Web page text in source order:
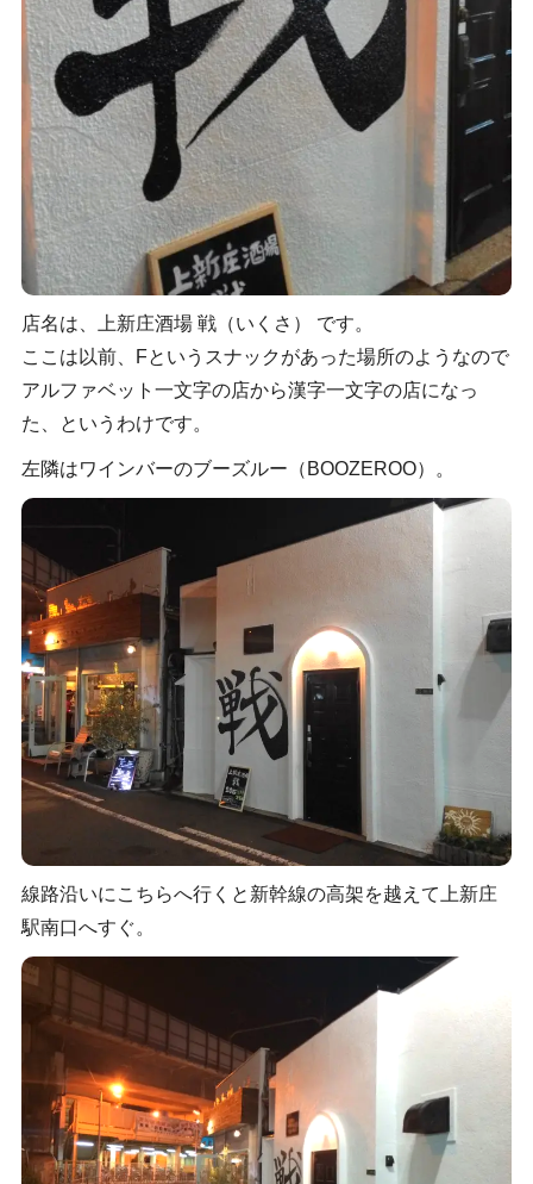
店名は、上新庄酒場 戦（いくさ） です。
ここは以前、Fというスナックがあった場所のようなので
アルファベット一文字の店から漢字一文字の店になっ
た、というわけです。
左隣はワインバーのブーズルー（BOOZEROO）。
線路沿いにこちらへ行くと新幹線の高架を越えて上新庄
駅南口へすぐ。